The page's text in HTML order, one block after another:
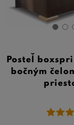
zaručujú, že
do vašej spálne
zatiaľ čo
Posteľ
bočným